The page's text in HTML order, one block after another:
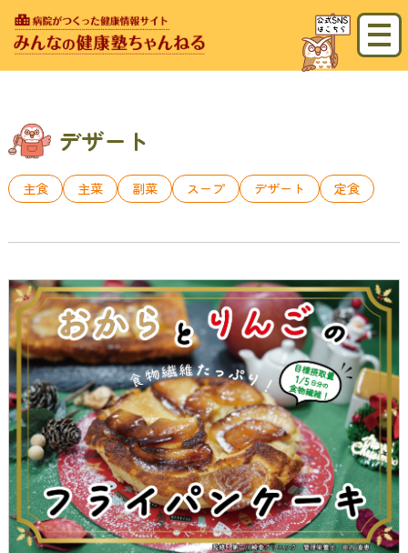
デザート
主食 主菜 副菜 スープ デザート 定食